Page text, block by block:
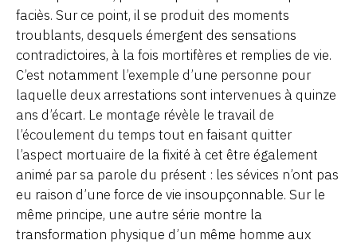
faciès. Sur ce point, il se produit des moments
troublants, desquels émergent des sensations
contradictoires, à la fois mortifères et remplies de vie.
C’est notamment l’exemple d’une personne pour
laquelle deux arrestations sont intervenues à quinze
ans d’écart. Le montage révèle le travail de
l’écoulement du temps tout en faisant quitter
l’aspect mortuaire de la fixité à cet être également
animé par sa parole du présent : les sévices n’ont pas
eu raison d’une force de vie insoupçonnable. Sur le
même principe, une autre série montre la
transformation physique d’un même homme aux